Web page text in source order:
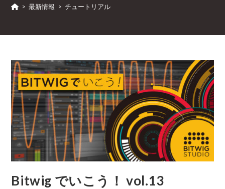
> 最新情報 > チュートリアル
Bitwig でいこう！ vol.13